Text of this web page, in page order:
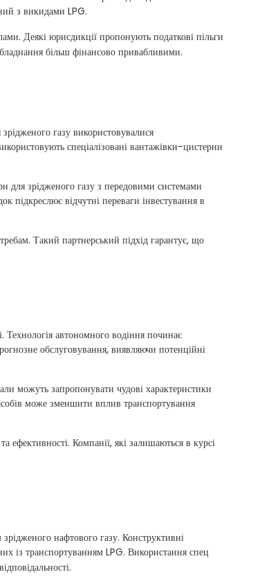
з викидами LPG.
Деякі юрисдикції пропонують податкові пільги
більш фінансово привабливими.
газу використовувалися
спеціалізовані вантажівки-цистерни
для зрідженого газу з передовими системами
підкреслює відчутні переваги інвестування в
Такий партнерський підхід гарантує, що
Технологія автономного водіння починає
обслуговування, виявляючи потенційні
можуть запропонувати чудові характеристики
може зменшити вплив транспортування
ефективності. Компанії, які залишаються в курсі
нафтового газу. Конструктивні
із транспортуванням LPG. Використання спец